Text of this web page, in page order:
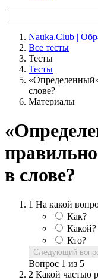
Nauka.Club |
Все тесты
Тесты
Тесты
слове?
Материалы
в слове?
1 На какой
Как?
Какой?
Кто?
Следующий
Вопрос 1 из 5
2 Какой частью